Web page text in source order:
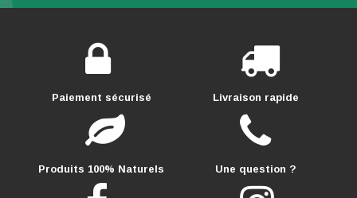
Paiement sécurisé Livraison rapide
Produits 100% Naturels Une question ?